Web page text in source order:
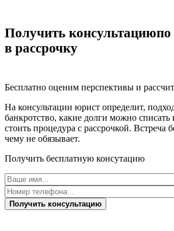
Получить консультациюпо
в рассрочку
Бесплатно оценим перспективы и
На консультации юрист определит,
банкротство, какие долги можно списать
стоить процедура с рассрочкой. Встреча
чему не обязывает.
Получить бесплатную консутацию
Получить консультацию